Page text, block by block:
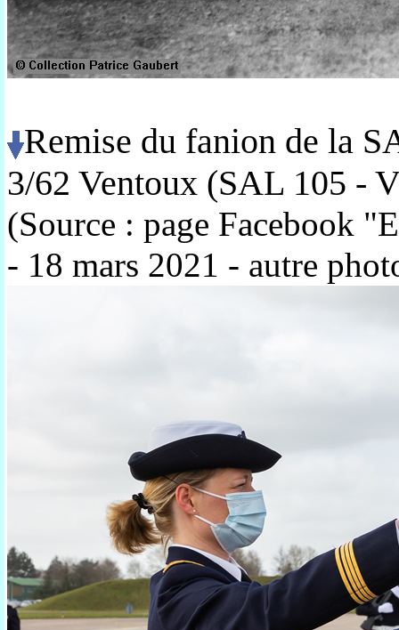
Remise du fanion de la
3/62 Ventoux (SAL 105 -
(Source : page Facebook
- 18 mars 2021 - autre